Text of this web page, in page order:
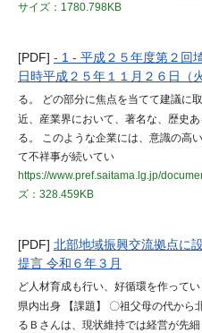
サイズ：1780.798KB
[PDF] - 1 - 平成２５年度第２回
日時平成２５年１１月２６日（
る。 どの部分に焦点を当てて建議に
近、産業界において、著名な、歴史
る。 このような企業には、意識の高
て不祥事が続いてい
https://www.pref.saitama.lg.jp/
ズ：328.459KB
[PDF] 北部地域振興交流拠点に
提言 令和６年３月
ど人材育成も行い、好循環を作って
県内出身 【課題】 〇祖父母の代から
るＢさんは、現状維持では経営が先